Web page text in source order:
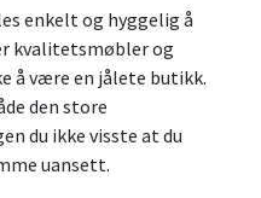
enkelt og hyggelig å
kvalitetsmøbler og
å være en jålete butikk.
den store
du ikke visste at du
uansett.